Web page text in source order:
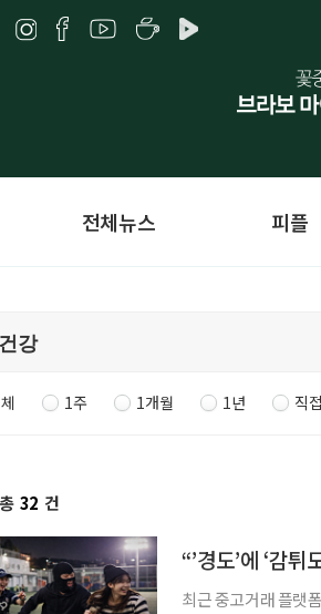
전체뉴스 피플
1주 1개월 1년 직
32 건
“’경도’에 ‘감
최근 중고거래 플랫